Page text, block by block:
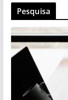
Pesquisa